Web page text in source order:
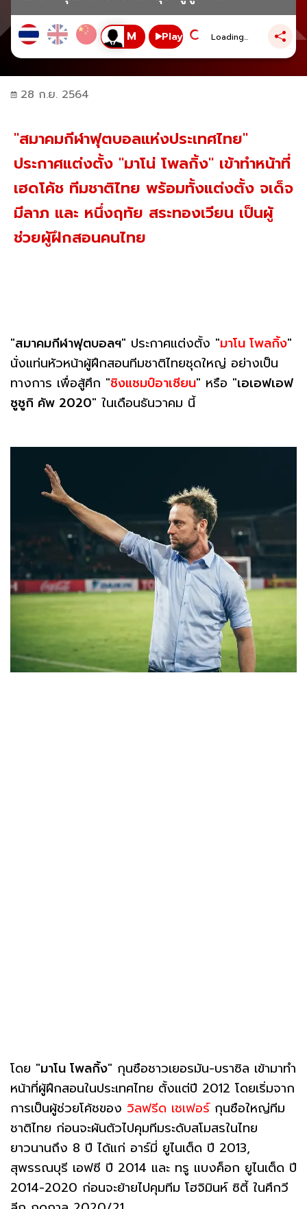
Play Loading...
28 ก.ย. 2564
"สมาคมกีฬาฟุตบอลแห่งประเทศไทย"
ประกาศแต่งตั้ง "มาโน่ โพลกิ้ง" เข้าทำหน้าที่
เฮดโค้ช ทีมชาติไทย พร้อมทั้งแต่งตั้ง จเด็จ
มีลาภ และ หนึ่งฤทัย สระทองเวียน เป็นผู้
ช่วยผู้ฝึกสอนคนไทย
"สมาคมกีฬาฟุตบอลฯ" ประกาศแต่งตั้ง "มาโน โพลกิ้ง"
นั่งแท่นหัวหน้าผู้ฝึกสอนทีมชาติไทยชุดใหญ่ อย่างเป็น
ทางการ เพื่อสู้ศึก "ชิงแชมป์อาเซียน" หรือ "เอเอฟเอฟ
ซูซูกิ คัพ 2020" ในเดือนธันวาคม นี้
โดย "มาโน โพลกิ้ง" กุนซือชาวเยอรมัน-บราซิล เข้ามาทำ
หน้าที่ผู้ฝึกสอนในประเทศไทย ตั้งแต่ปี 2012 โดยเริ่มจาก
การเป็นผู้ช่วยโค้ชของ วิลฟรีด เชเฟอร์กุนซือใหญ่ทีม
ชาติไทย ก่อนจะผันตัวไปคุมทีมระดับสโมสรในไทย
ยาวนานถึง 8 ปี ได้แก่ อาร์มี่ ยูไนเต็ด ปี 2013,
สุพรรณบุรี เอฟซี ปี 2014 และ ทรู แบงค็อก ยูไนเต็ด ปี
2014-2020 ก่อนจะย้ายไปคุมทีม โฮจิมินห์ ซิตี้ ในศึกวี